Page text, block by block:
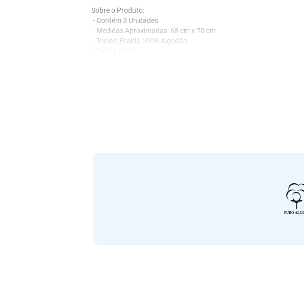
Sobre o Produto:
- Contém 3 Unidades
- Medidas Aproximadas: 68 cm x 70 cm
- Tecido: Fralda 100% Algodão
Incomfral experiência de mais de 43 anos no ramo de enxoval para